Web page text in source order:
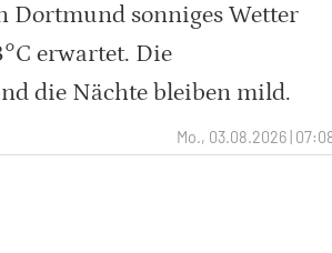
Dortmund sonniges Wetter
erwartet. Die
die Nächte bleiben mild.
Mo., 03.08.2026 |